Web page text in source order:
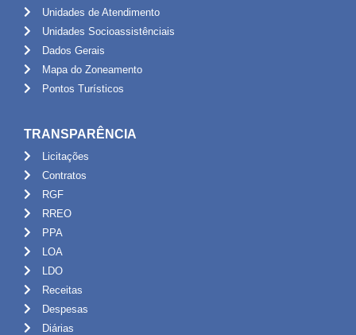
Unidades de Atendimento
Unidades Socioassistênciais
Dados Gerais
Mapa do Zoneamento
Pontos Turísticos
TRANSPARÊNCIA
Licitações
Contratos
RGF
RREO
PPA
LOA
LDO
Receitas
Despesas
Diárias